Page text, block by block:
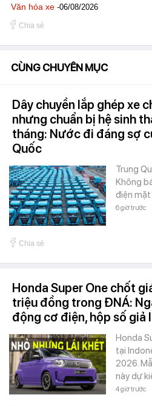
Văn hóa xe -06/08/2026
Chia sẻ
CÙNG CHUYÊN MỤC
Dây chuyền lắp ghép xe
nhưng chuẩn bị hệ sinh
tháng: Nước đi đáng sợ
Quốc
Trung
Không
điện
6 giờ trước
Chia sẻ
Honda Super One chốt
triệu đồng trong ĐNÁ:
động cơ điện, hộp số giả
Honda
tại
2026.
này dự
4 giờ trước